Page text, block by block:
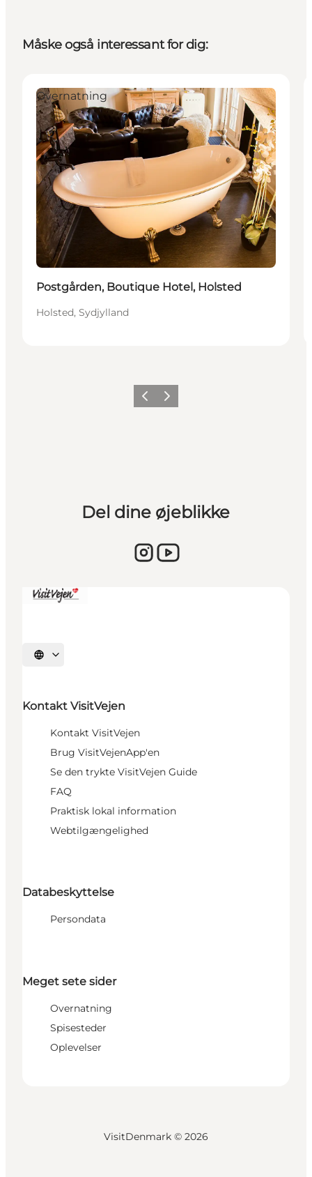
Måske også interessant for dig:
Overnatning
Postgården, Boutique Hotel, Holsted
Holsted, Sydjylland
Forrige billede
Næste billede
Del dine øjeblikke
Vælg sprog
Kontakt VisitVejen
Kontakt VisitVejen
Brug VisitVejenApp'en
Se den trykte VisitVejen Guide
FAQ
Praktisk lokal information
Webtilgængelighed
Databeskyttelse
Persondata
Meget sete sider
Overnatning
Spisesteder
Oplevelser
VisitDenmark © 2026